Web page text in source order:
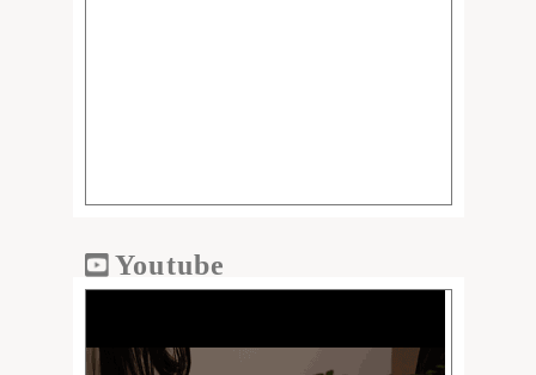
Youtube